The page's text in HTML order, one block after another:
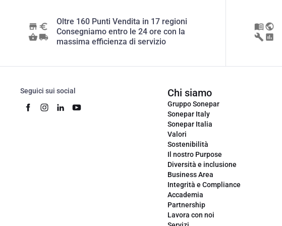
Oltre 160 Punti Vendita in 17 regioni
Consegniamo entro le 24 ore con la
massima efficienza di servizio
Seguici sui social Chi siamo
Gruppo Sonepar
Sonepar Italy
Sonepar Italia
Valori
Sostenibilità
Il nostro Purpose
Diversità e inclusione
Business Area
Integrità e Compliance
Accademia
Partnership
Lavora con noi